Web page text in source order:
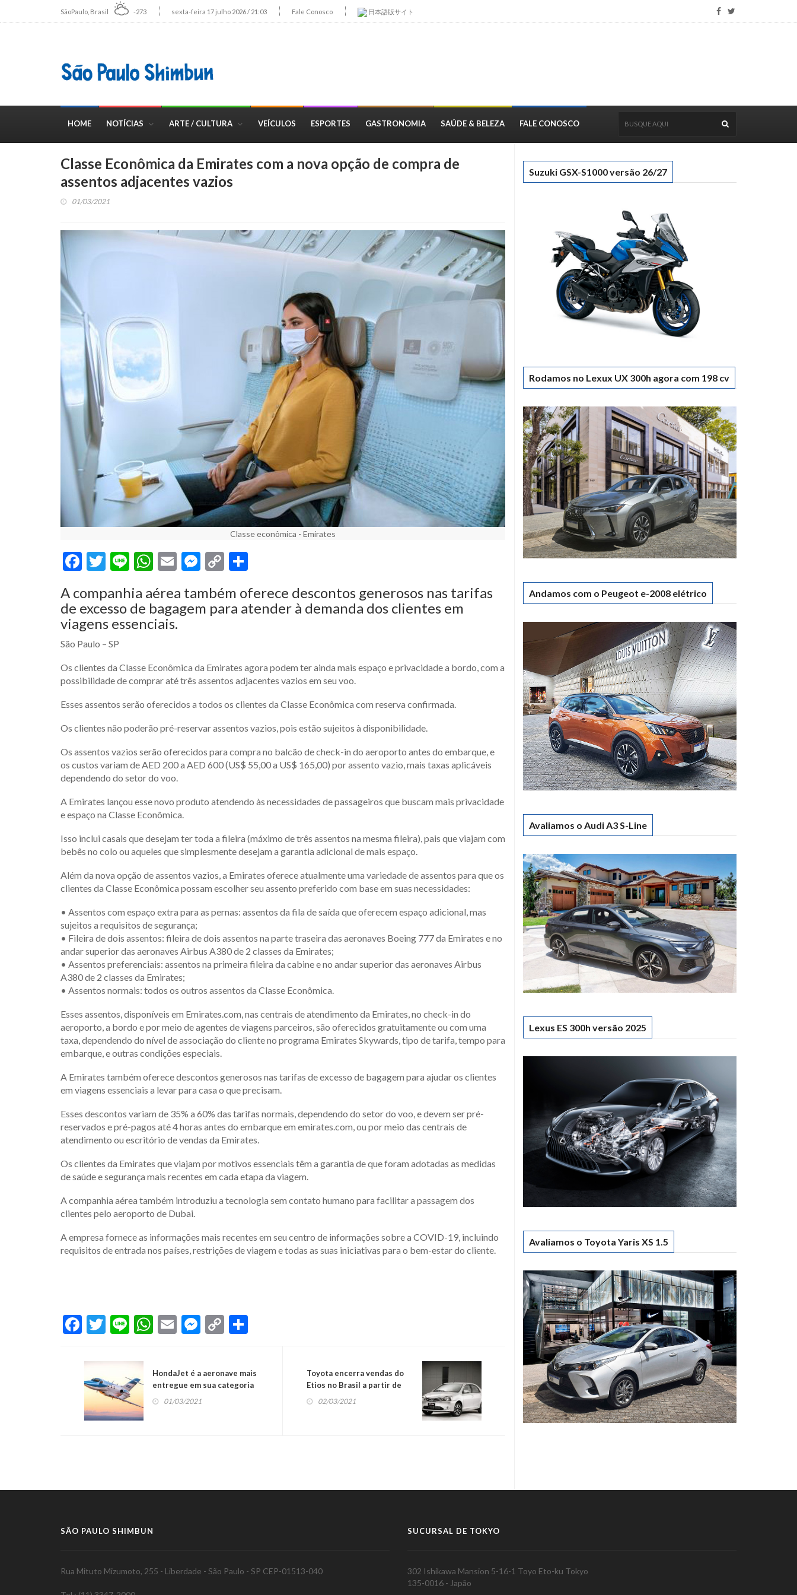
SãoPaulo, Brasil -273 sexta-feira 17 julho 2026 / 21:03 Fale Conosco 日本語版サイト
HOME NOTÍCIAS ARTE / CULTURA VEÍCULOS ESPORTES GASTRONOMIA SAÚDE & BELEZA FALE CONOSCO
Classe Econômica da Emirates com a nova opção de compra de
assentos adjacentes vazios
01/03/2021
Classe econômica - Emirates
Facebook
Twitter
LineWhatsApp
EmailMessenger
Copy
A companhia aérea também oferece descontos generosos nas tarifas
de excesso de bagagem para atender à demanda dos clientes em
viagens essenciais.
São Paulo – SP
Os clientes da Classe Econômica da Emirates agora podem ter ainda mais espaço e privacidade a bordo, com a
possibilidade de comprar até três assentos adjacentes vazios em seu voo.
Esses assentos serão oferecidos a todos os clientes da Classe Econômica com reserva confirmada.
Os clientes não poderão pré-reservar assentos vazios, pois estão sujeitos à disponibilidade.
Os assentos vazios serão oferecidos para compra no balcão de check-in do aeroporto antes do embarque, e
os custos variam de AED 200 a AED 600 (US$ 55,00 a US$ 165,00) por assento vazio, mais taxas aplicáveis
dependendo do setor do voo.
A Emirates lançou esse novo produto atendendo às necessidades de passageiros que buscam mais privacidade
e espaço na Classe Econômica.
Isso inclui casais que desejam ter toda a fileira (máximo de três assentos na mesma fileira), pais que viajam com
bebês no colo ou aqueles que simplesmente desejam a garantia adicional de mais espaço.
Além da nova opção de assentos vazios, a Emirates oferece atualmente uma variedade de assentos para que os
clientes da Classe Econômica possam escolher seu assento preferido com base em suas necessidades:
• Assentos com espaço extra para as pernas: assentos da fila de saída que oferecem espaço adicional, mas
sujeitos a requisitos de segurança;
• Fileira de dois assentos: fileira de dois assentos na parte traseira das aeronaves Boeing 777 da Emirates e no
andar superior das aeronaves Airbus A380 de 2 classes da Emirates;
• Assentos preferenciais: assentos na primeira fileira da cabine e no andar superior das aeronaves Airbus
A380 de 2 classes da Emirates;
• Assentos normais: todos os outros assentos da Classe Econômica.
Esses assentos, disponíveis em Emirates.com, nas centrais de atendimento da Emirates, no check-in do
aeroporto, a bordo e por meio de agentes de viagens parceiros, são oferecidos gratuitamente ou com uma
taxa, dependendo do nível de associação do cliente no programa Emirates Skywards, tipo de tarifa, tempo para
embarque, e outras condições especiais.
A Emirates também oferece descontos generosos nas tarifas de excesso de bagagem para ajudar os clientes
em viagens essenciais a levar para casa o que precisam.
Esses descontos variam de 35% a 60% das tarifas normais, dependendo do setor do voo, e devem ser pré-
reservados e pré-pagos até 4 horas antes do embarque em emirates.com, ou por meio das centrais de
atendimento ou escritório de vendas da Emirates.
Os clientes da Emirates que viajam por motivos essenciais têm a garantia de que foram adotadas as medidas
de saúde e segurança mais recentes em cada etapa da viagem.
A companhia aérea também introduziu a tecnologia sem contato humano para facilitar a passagem dos
clientes pelo aeroporto de Dubai.
A empresa fornece as informações mais recentes em seu centro de informações sobre a COVID-19, incluindo
requisitos de entrada nos países, restrições de viagem e todas as suas iniciativas para o bem-estar do cliente.
Facebook
Twitter
LineWhatsApp
EmailMessenger
Copy
HondaJet é a aeronave mais
entregue em sua categoria
pelo quarto ano
01/03/2021
Toyota encerra vendas do
Etios no Brasil a partir de
abril 2021
02/03/2021
Suzuki GSX-S1000 versão 26/27
Rodamos no Lexux UX 300h agora com 198 cv
Andamos com o Peugeot e-2008 elétrico
Avaliamos o Audi A3 S-Line
Lexus ES 300h versão 2025
Avaliamos o Toyota Yaris XS 1.5
SÃO PAULO SHIMBUN
Rua Mituto Mizumoto, 255 - Liberdade - São Paulo - SP CEP-01513-040
SUCURSAL DE TOKYO
302 Ishikawa Mansion 5-16-1 Toyo Eto-ku Tokyo
135-0016 - Japão